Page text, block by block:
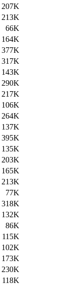
207K
213K
66K
164K
377K
317K
143K
290K
217K
106K
264K
137K
395K
135K
203K
165K
213K
77K
318K
132K
86K
115K
102K
173K
230K
118K